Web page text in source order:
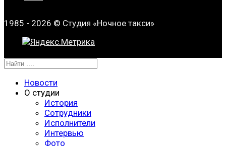
1985 - 2026 © Студия «Ночное такси»
Новости
О студии
История
Сотрудники
Исполнители
Интервью
Фото